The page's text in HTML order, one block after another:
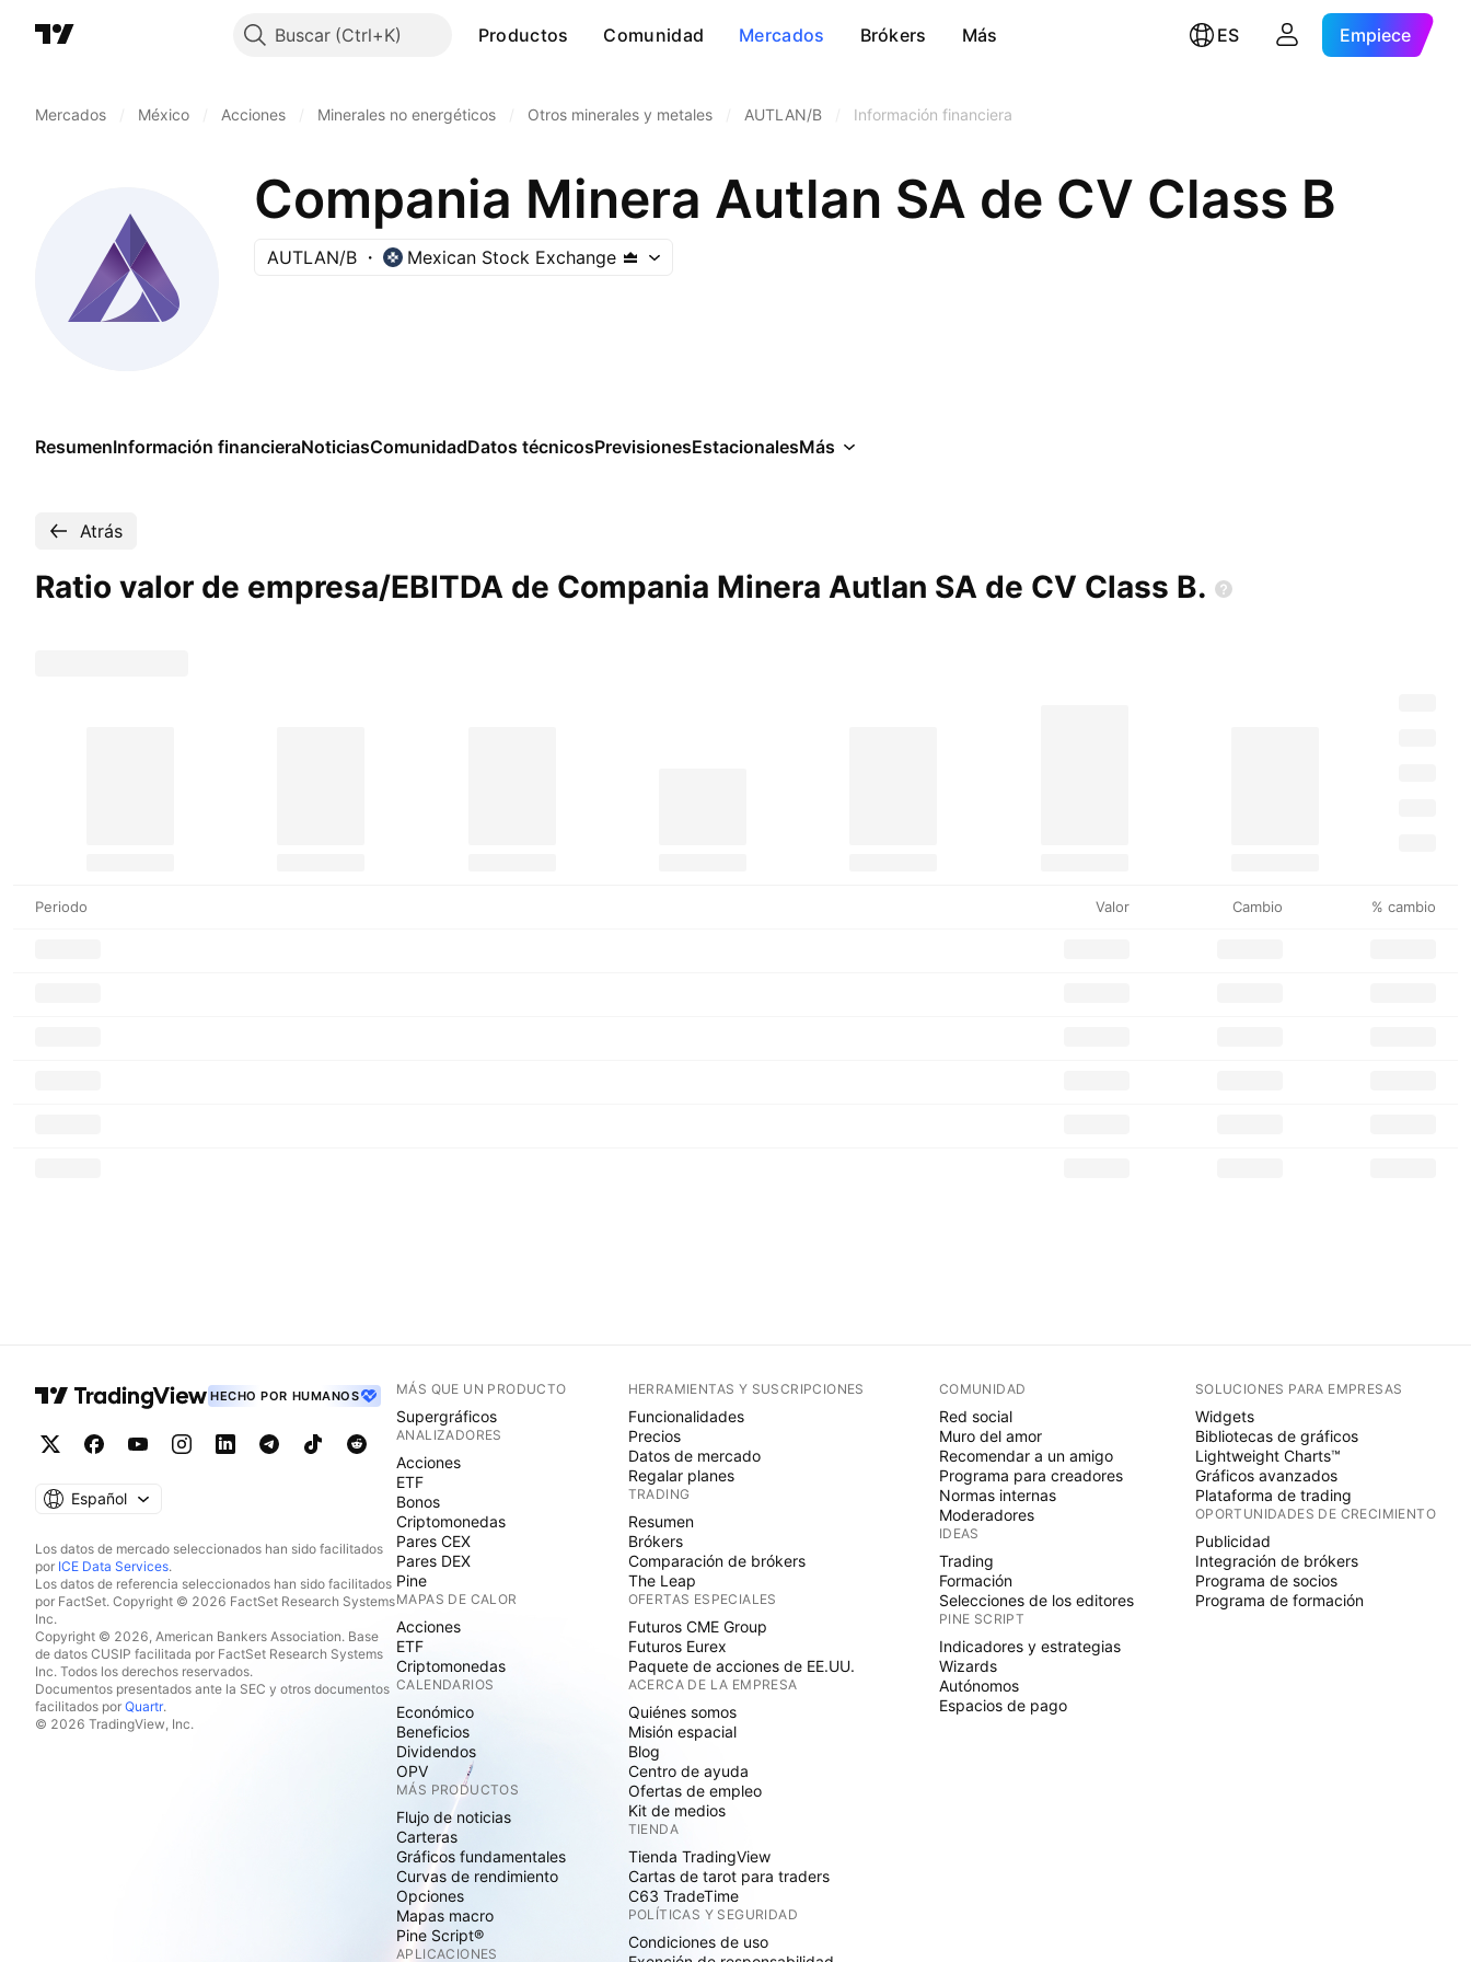
Buscar Productos Comunidad Mercados Brókers Más ES Empiece
Mercados México Acciones Minerales no energéticos Otros minerales y metales AUTLAN/B Información financiera
Compania Minera Autlan SA de CV Class B
AUTLAN/B Mexican Stock Exchange
ResumenInformación financieraNoticiasComunidadDatos técnicosPrevisionesEstacionalesMás
Atrás
Ratio valor de empresa/EBITDA de Compania Minera Autlan SA de CV Class B.
Periodo Valor Cambio % cambio
HECHO POR HUMANOS
Español
Los datos de mercado seleccionados han sido facilitados
por ICE Data Services.
Los datos de referencia seleccionados han sido facilitados
por FactSet. Copyright © 2026 FactSet Research Systems
Inc.
Copyright © 2026, American Bankers Association. Base
de datos CUSIP facilitada por FactSet Research Systems
Inc. Todos los derechos reservados.
Documentos presentados ante la SEC y otros documentos
facilitados por Quartr.
© 2026 TradingView, Inc.
MÁS QUE UN PRODUCTO
Supergráficos
ANALIZADORES
Acciones
ETF
Bonos
Criptomonedas
Pares CEX
Pares DEX
Pine
MAPAS DE CALOR
Acciones
ETF
Criptomonedas
CALENDARIOS
Económico
Beneficios
Dividendos
OPV
MÁS PRODUCTOS
Flujo de noticias
Carteras
Gráficos fundamentales
Curvas de rendimiento
Opciones
Mapas macro
Pine Script®
APLICACIONES
HERRAMIENTAS Y SUSCRIPCIONES
Funcionalidades
Precios
Datos de mercado
Regalar planes
TRADING
Resumen
Brókers
Comparación de brókers
The Leap
OFERTAS ESPECIALES
Futuros CME Group
Futuros Eurex
Paquete de acciones de EE.UU.
ACERCA DE LA EMPRESA
Quiénes somos
Misión espacial
Blog
Centro de ayuda
Ofertas de empleo
Kit de medios
TIENDA
Tienda TradingView
Cartas de tarot para traders
C63 TradeTime
POLÍTICAS Y SEGURIDAD
Condiciones de uso
COMUNIDAD
Red social
Muro del amor
Recomendar a un amigo
Programa para creadores
Normas internas
Moderadores
IDEAS
Trading
Formación
Selecciones de los editores
PINE SCRIPT
Indicadores y estrategias
Wizards
Autónomos
Espacios de pago
SOLUCIONES PARA EMPRESAS
Widgets
Bibliotecas de gráficos
Lightweight Charts™
Gráficos avanzados
Plataforma de trading
OPORTUNIDADES DE CRECIMIENTO
Publicidad
Integración de brókers
Programa de socios
Programa de formación